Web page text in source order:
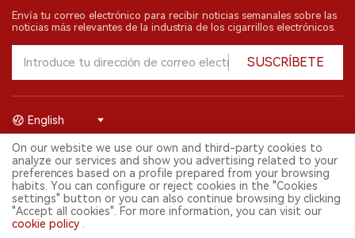
Envía tu correo electrónico para recibir noticias semanales sobre las
noticias más relevantes de la industria de los cigarrillos electrónicos.
SUSCRÍBETE
© 2026 Shenzhen 2FIRSTS Technology Co.,Ltd. Todos los derechos
reservados.
2FIRSTS solo es accesible para profesionales de la industria,
investigadores, medios y otros profesionales. El acceso por menores
está prohibido.
Este sitio web presta servicios a usuarios fuera del territorio chino
continental. Para usuarios en la China continental, por favor
English
On our website we use our own and third-party cookies to
analyze our services and show you advertising related to your
preferences based on a profile prepared from your browsing
habits. You can configure or reject cookies in the "Cookies
settings" button or you can also continue browsing by clicking
"Accept all cookies". For more information, you can visit our
cookie policy